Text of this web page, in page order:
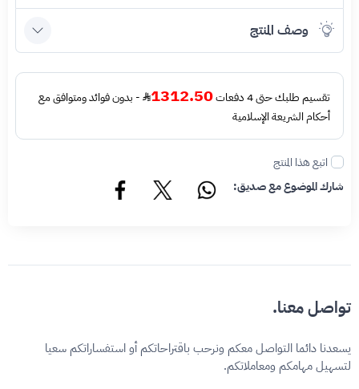
وصف المنتج
تقسيم طلبك حتى 4 دفعات 1312.50
- بدون فوائد ومتوافق مع
أحكام الشريعة الإسلامية
اتبع هذا المنتج
شارك الموضوع مع صديق:
تواصل معنا.
يسعدنا دائما التواصل معكم ونرحب باقتراحاتكم أو استفساراتكم سعيا
لتسهيل مهامكم ومعاملاتكم.